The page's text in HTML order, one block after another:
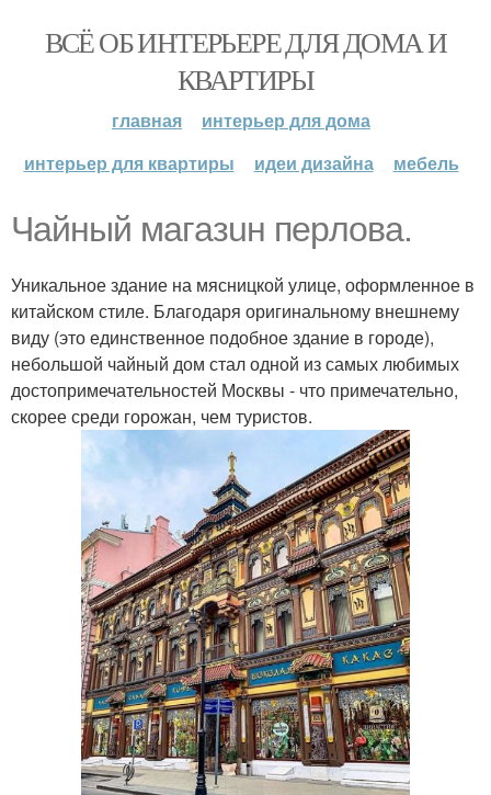
ВСЁ ОБ ИНТЕРЬЕРЕ ДЛЯ ДОМА И
КВАРТИРЫ
главная
интерьер для дома
интерьер для квартиры
идеи дизайна мебель
Чaйный мaгaзuн пepлoвa.
Уникальное здание на мясницкой улице, оформленное в
китайском стиле. Благодаря оригинальному внешнему
виду (это единственное подобное здание в городе),
небольшой чайный дом стал одной из самых любимых
достопримечательностей Москвы - что примечательно,
скорее среди горожан, чем туристов.